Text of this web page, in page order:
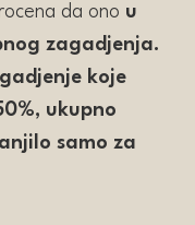
da ono u
zagadjenja.
koje
ukupno
samo za